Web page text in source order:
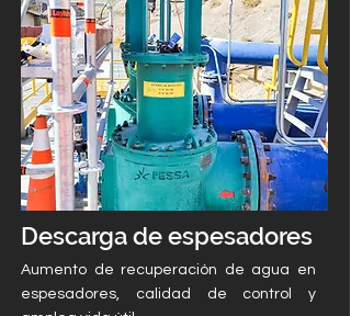
Descarga de espesadores
Aumento de recuperación de agua en
espesadores, calidad de control y